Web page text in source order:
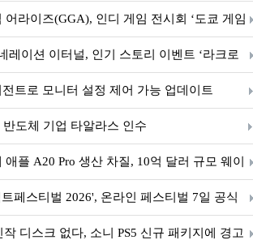
어라이즈(GGA), 인디 게임 전시회 ‘도쿄 게임
레이션 이터널, 인기 스토리 이벤트 ‘라크로
풍성한 기념 이벤트 실시!
전트로 모니터 설정 제어 가능 업데이트
도체 기업 타알라스 인수
플 A20 Pro 생산 차질, 10억 달러 규모 웨이
페스티벌 2026', 온라인 페스티벌 7일 공식
작 디스크 없다, 소니 PS5 신규 패키지에 경고